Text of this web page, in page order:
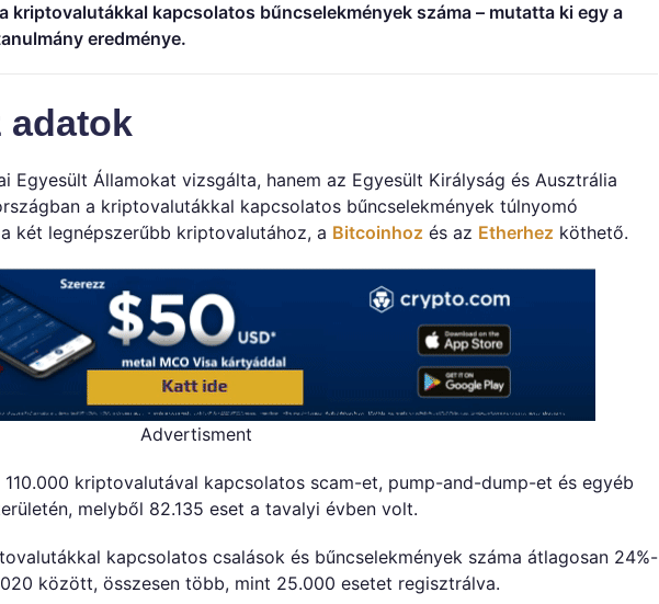
kriptovalutákkal kapcsolatos bűncselekmények száma – mutatta ki egy a
eredménye.
adatok
Egyesült Államokat vizsgálta, hanem az Egyesült Királyság és Ausztrália
a kriptovalutákkal kapcsolatos bűncselekmények túlnyomó
két legnépszerűbb kriptovalutához, a Bitcoinhoz és az Etherhez köthető.
Advertisment
kriptovalutával kapcsolatos scam-et, pump-and-dump-et és egyéb
melyből 82.135 eset a tavalyi évben volt.
kapcsolatos csalások és bűncselekmények száma átlagosan 24%-
között, összesen több, mint 25.000 esetet regisztrálva.